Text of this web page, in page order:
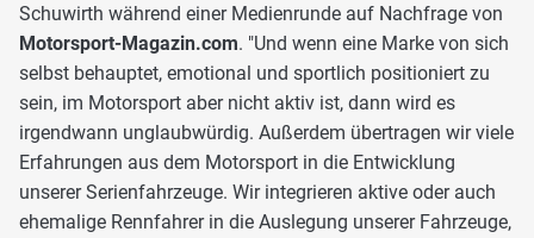
Schuwirth während einer Medienrunde auf Nachfrage von
Motorsport-Magazin.com. "Und wenn eine Marke von sich
selbst behauptet, emotional und sportlich positioniert zu
sein, im Motorsport aber nicht aktiv ist, dann wird es
irgendwann unglaubwürdig. Außerdem übertragen wir viele
Erfahrungen aus dem Motorsport in die Entwicklung
unserer Serienfahrzeuge. Wir integrieren aktive oder auch
ehemalige Rennfahrer in die Auslegung unserer Fahrzeuge,